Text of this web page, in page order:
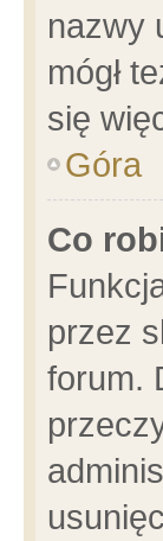
nazwy
mógł
się
Góra
Co
przez
forum.